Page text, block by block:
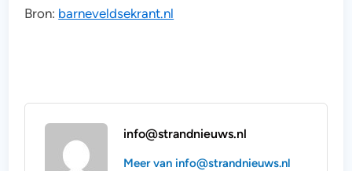
Bron: barneveldsekrant.nl
info@strandnieuws.nl
Meer van info@strandnieuws.nl